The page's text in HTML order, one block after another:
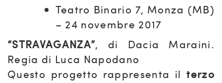
Teatro Binario 7, Monza (MB)
– 24 novembre 2017
“STRAVAGANZA”, di Dacia Maraini.
Regia di Luca Napodano
Questo progetto rappresenta ilterzo